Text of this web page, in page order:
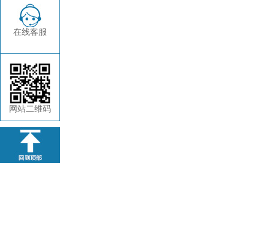
在线客服
网站二维码